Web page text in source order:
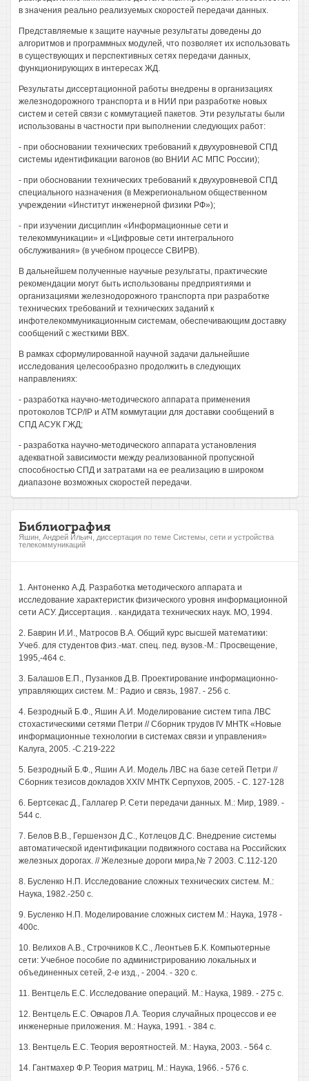
в значения реально реализуемых скоростей передачи данных.
Представляемые к защите научные результаты доведены до
алгоритмов и программных модулей, что позволяет их использовать
в существующих и перспективных сетях передачи данных,
функционирующих в интересах ЖД.
Результаты диссертационной работы внедрены в организациях
железнодорожного транспорта и в НИИ при разработке новых
систем и сетей связи с коммутацией пакетов. Эти результаты были
использованы в частности при выполнении следующих работ:
- при обосновании технических требований к двухуровневой СПД
системы идентификации вагонов (во ВНИИ АС МПС России);
- при обосновании технических требований к двухуровневой СПД
специального назначения (в Межрегиональном общественном
учреждении «Институт инженерной физики РФ»);
- при изучении дисциплин «Информационные сети и
телекоммуникации» и «Цифровые сети интегрального
обслуживания» (в учебном процессе СВИРВ).
В дальнейшем полученные научные результаты, практические
рекомендации могут быть использованы предприятиями и
организациями железнодорожного транспорта при разработке
технических требований и технических заданий к
инфотелекоммуникационным системам, обеспечивающим доставку
сообщений с жесткими ВВХ.
В рамках сформулированной научной задачи дальнейшие
исследования целесообразно продолжить в следующих
направлениях:
- разработка научно-методического аппарата применения
протоколов TCP/IP и ATM коммутации для доставки сообщений в
СПД АСУК ГЖД;
- разработка научно-методического аппарата установления
адекватной зависимости между реализованной пропускной
способностью СПД и затратами на ее реализацию в широком
диапазоне возможных скоростей передачи.
Библиография
Яшин, Андрей Ильич, диссертация по теме Системы, сети и устройства
телекоммуникаций
1. Антоненко А.Д. Разработка методического аппарата и
исследование характеристик физического уровня информационной
сети АСУ. Диссертация. . кандидата технических наук. МО, 1994.
2. Баврин И.И., Матросов В.А. Общий курс высшей математики:
Учеб. для студентов физ.-мат. спец. пед. вузов.-М.: Просвещение,
1995,-464 с.
3. Балашов Е.П., Пузанков Д.В. Проектирование информационно-
управляющих систем. М.: Радио и связь, 1987. - 256 с.
4. Безродный Б.Ф., Яшин А.И. Моделирование систем типа ЛВС
стохастическими сетями Петри // Сборник трудов IV МНТК «Новые
информационные технологии в системах связи и управления»
Калуга, 2005. -С.219-222
5. Безродный Б.Ф., Яшин А.И. Модель ЛВС на базе сетей Петри //
Сборник тезисов докладов XXIV МНТК Серпухов, 2005. - С. 127-128
6. Бертсекас Д., Галлагер Р. Сети передачи данных. М.: Мир, 1989. -
544 с.
7. Белов В.В., Гершензон Д.С., Котлецов Д.С. Внедрение системы
автоматической идентификации подвижного состава на Российских
железных дорогах. // Железные дороги мира,№ 7 2003. С.112-120
8. Бусленко Н.П. Исследование сложных технических систем. М.:
Наука, 1982.-250 с.
9. Бусленко Н.П. Моделирование сложных систем М.: Наука, 1978 -
400с.
10. Велихов А.В., Строчников К.С., Леонтьев Б.К. Компьютерные
сети: Учебное пособие по администрированию локальных и
объединенных сетей, 2-е изд., - 2004. - 320 с.
11. Вентцель Е.С. Исследование операций. М.: Наука, 1989. - 275 с.
12. Вентцель Е.С. Овчаров Л.А. Теория случайных процессов и ее
инженерные приложения. М.: Наука, 1991. - 384 с.
13. Вентцель Е.С. Теория вероятностей. М.: Наука, 2003. - 564 с.
14. Гантмахер Ф.Р. Теория матриц. М.: Наука, 1966. - 576 с.